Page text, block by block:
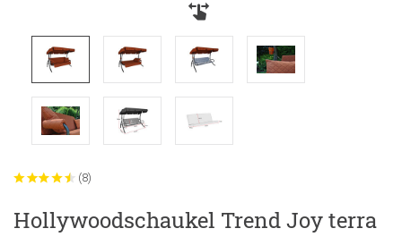
(8)
Hollywoodschaukel Trend Joy terra